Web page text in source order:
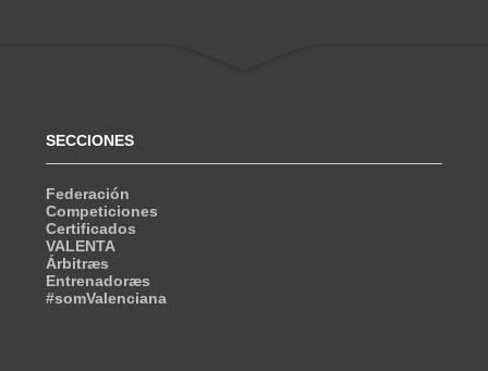
SECCIONES
Federación
Competiciones
Certificados
VALENTA
Árbitræs
Entrenadoræs
#somValenciana